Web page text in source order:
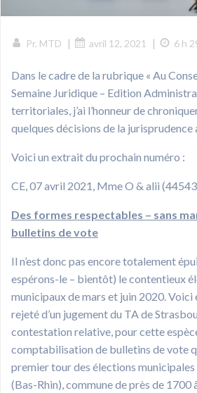
Pr. MTD | avril 12, 2021 | 6 h
Dans le cadre de la rubrique « Au
Semaine Juridique – Edition
territoriales, j’ai l’honneur de
quelques décisions de la
Voici un extrait du prochain numéro :
CE, 07 avril 2021, Mme O & alii
Des formes respectables – sans
bulletins de vote
Il n’est donc pas encore totalement
espérons-le – bientôt) le contentieux
municipaux de mars et juin 2020. Voici
rejeté d’un jugement du TA de
contestation relative, pour cette
comptabilisation de bulletins de vote
premier tour des élections
(Bas-Rhin), commune de près de 1700